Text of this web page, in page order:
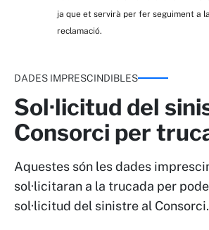
ja que et servirà per fer seguiment a
reclamació.
DADES IMPRESCINDIBLES
Sol·licitud del
Consorci per
Aquestes són les dades
sol·licitaran a la trucada per
sol·licitud del sinistre al Consorci.